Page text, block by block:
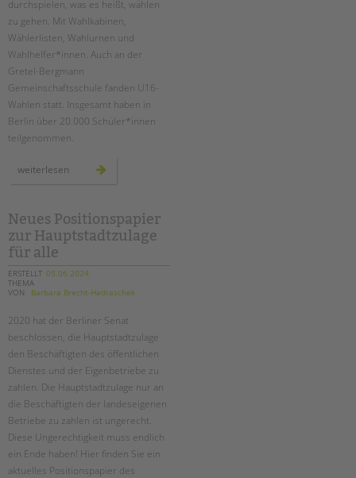
durchspielen, was es heißt, wählen
zu gehen. Mit Wahlkabinen,
Wählerlisten, Wahlurnen und
Wahlhelfer*innen. Auch an der
Gretel-Bergmann
Gemeinschaftsschule fanden U16-
Wahlen statt. Insgesamt haben in
Berlin über 20.000 Schüler*innen
teilgenommen.
weiterlesen
europawahl
am
schloss
Neues Positionspapier
zur Hauptstadtzulage
für alle
ERSTELLT 05.06.2024
THEMA
VON
Barbara Brecht-Hadraschek
2020 hat der Berliner Senat
beschlossen, die Hauptstadtzulage
den Beschäftigten des öffentlichen
Dienstes und der Eigenbetriebe zu
zahlen. Die Hauptstadtzulage nur an
die Beschäftigten der landeseigenen
Betriebe zu zahlen ist ungerecht.
Diese Ungerechtigkeit muss endlich
ein Ende haben! Hier finden Sie ein
aktuelles Positionspapier des